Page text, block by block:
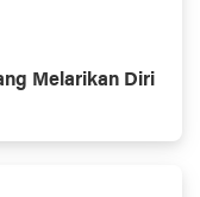
Melarikan Diri